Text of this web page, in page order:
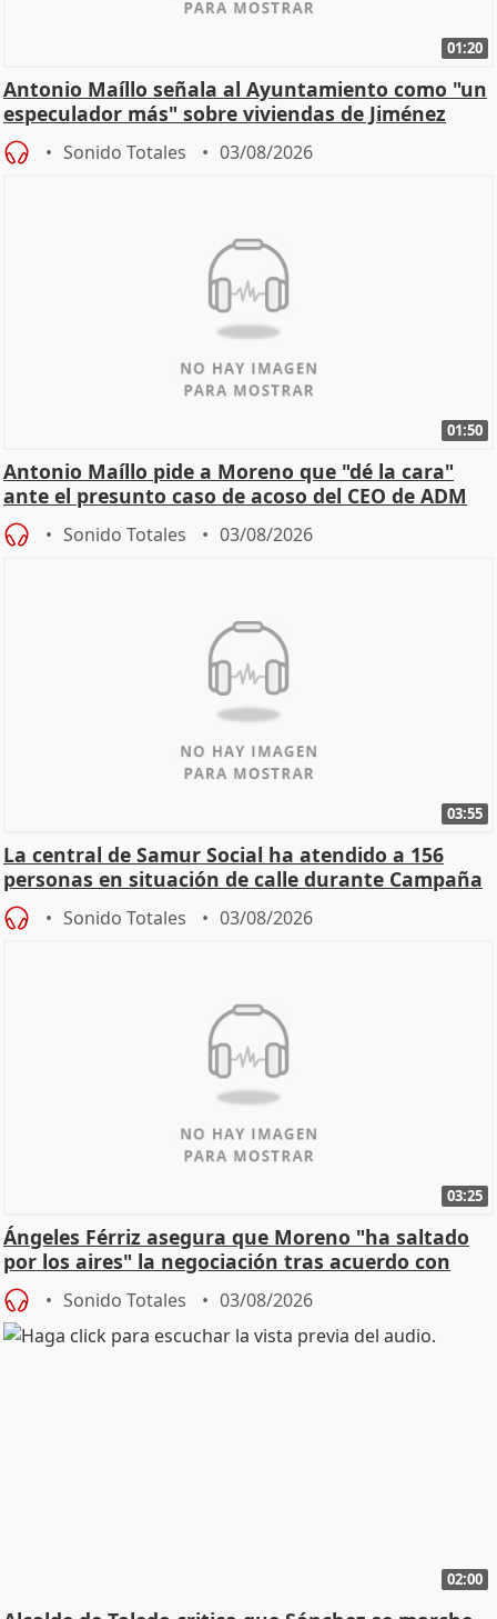
01:20
Antonio Maíllo señala al Ayuntamiento como "un
especulador más" sobre viviendas de Jiménez
Becerril
Sonido Totales 03/08/2026
01:50
Antonio Maíllo pide a Moreno que "dé la cara"
ante el presunto caso de acoso del CEO de ADM
Sonido Totales 03/08/2026
03:55
La central de Samur Social ha atendido a 156
personas en situación de calle durante Campaña
de Calor
Sonido Totales 03/08/2026
03:25
Ángeles Férriz asegura que Moreno "ha saltado
por los aires" la negociación tras acuerdo con
SMA
Sonido Totales 03/08/2026
02:00